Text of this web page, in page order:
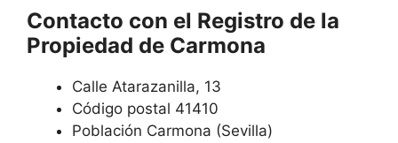
Contacto con el Registro de la
Propiedad de Carmona
Calle Atarazanilla, 13
Código postal 41410
Población Carmona (Sevilla)